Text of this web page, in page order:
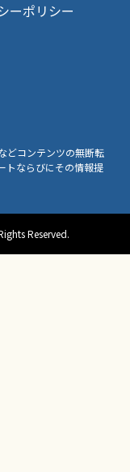
ーポリシー
どコンテンツの無断転
トならびにその情報提
Reserved.